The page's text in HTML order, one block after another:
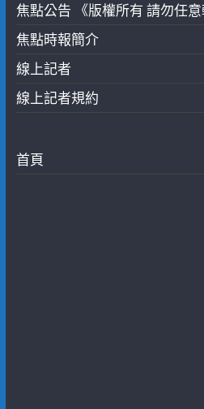
焦點公告 《版權所有 請勿任意
焦點時報簡介
線上記者
線上記者規約
首頁